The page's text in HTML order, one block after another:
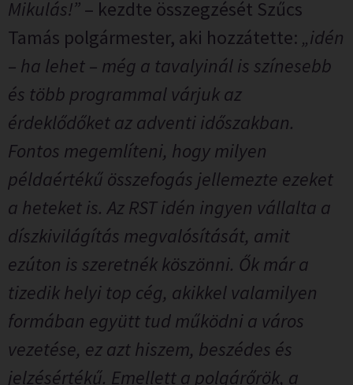
Mikulás!”– kezdte összegzését Szűcs
Tamás polgármester, aki hozzátette: „idén
– ha lehet – még a tavalyinál is színesebb
és több programmal várjuk az
érdeklődőket az adventi időszakban.
Fontos megemlíteni, hogy milyen
példaértékű összefogás jellemezte ezeket
a heteket is. Az RST idén ingyen vállalta a
díszkivilágítás megvalósítását, amit
ezúton is szeretnék köszönni. Ők már a
tizedik helyi top cég, akikkel valamilyen
formában együtt tud működni a város
vezetése, ez azt hiszem, beszédes és
jelzésértékű. Emellett a polgárőrök, a